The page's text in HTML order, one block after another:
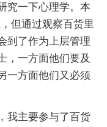
究一下心理学。本
但通过观察百货里
到了作为上层管理
，一方面他们要及
一方面他们又必须
主要参与了百货